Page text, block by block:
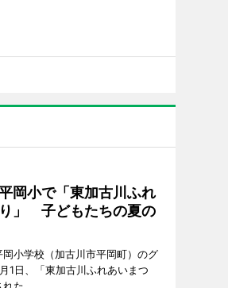
岡小で「東加古川ふれ
」 子どもたちの夏の
岡小学校（加古川市平岡町）のグ
1日、「東加古川ふれあいまつ